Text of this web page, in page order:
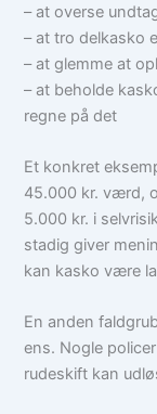
– at overse
– at tro delkasko
– at glemme at
– at beholde
regne på det
Et konkret
45.000 kr. værd,
5.000 kr. i
stadig giver
kan kasko være
En anden
ens. Nogle
rudeskift kan